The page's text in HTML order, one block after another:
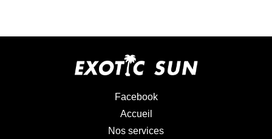
Facebook
Accueil
Nos services